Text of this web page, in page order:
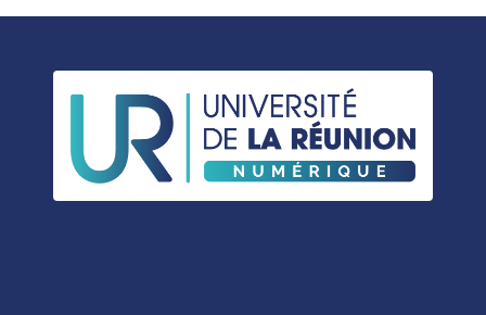
améliorer la prise en charge des patients et, ainsi,
anticiper les complications graves.